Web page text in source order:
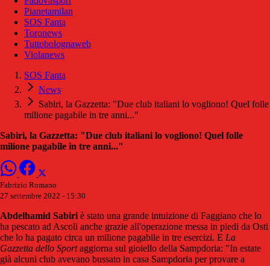
Pianetamilan
SOS Fanta
Toronews
Tuttobolognaweb
Violanews
SOS Fanta
News
Sabiri, la Gazzetta: "Due club italiani lo vogliono! Quel folle
milione pagabile in tre anni..."
Sabiri, la Gazzetta: "Due club italiani lo vogliono! Quel folle
milione pagabile in tre anni..."
Fabrizio Romano
27 settembre 2022 - 15:30
Abdelhamid Sabiri è stato una grande intuizione di Faggiano che lo
ha pescato ad Ascoli anche grazie all'operazione messa in piedi da Osti
che lo ha pagato circa un milione pagabile in tre esercizi. E La
Gazzetta dello Sportaggiorna sul gioiello della Sampdoria: "In estate
già alcuni club avevano bussato in casa Sampdoria per provare a